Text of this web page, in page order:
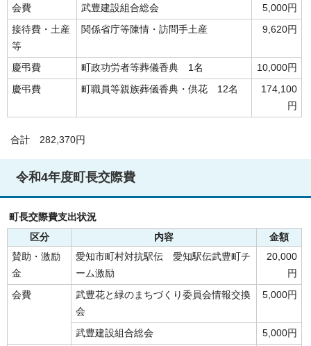
会費 武豊建設組合総会 5,000円
接待費・土産
等
関係省庁等陳情・訪問手土産 9,620円
慶弔費 町政功労者等葬儀香典 1名 10,000円
慶弔費 町職員等親族葬儀香典・供花 12名
174,100
円
合計 282,370円
令和4年度町長交際費
町長交際費支出状況
区分 内容
金額
賛助・激励
金
愛知市町村対抗駅伝 愛知駅伝武豊町チ
ーム激励
20,000
円
会費
武豊花と緑のまちづくり委員会情報交換
会
5,000円
武豊建設組合総会 5,000円